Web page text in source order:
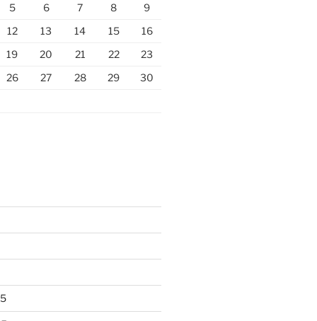
5 6 7 8
9
12 13 14 15
16
19 20 21 22
23
26 27 28 29
30